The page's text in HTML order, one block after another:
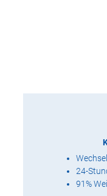
24-
91%